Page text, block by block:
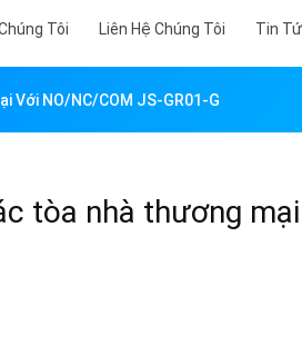
Tôi Liên Hệ Chúng Tôi Tin
Với NO/NC/COM JS-GR01-G
tòa nhà thương